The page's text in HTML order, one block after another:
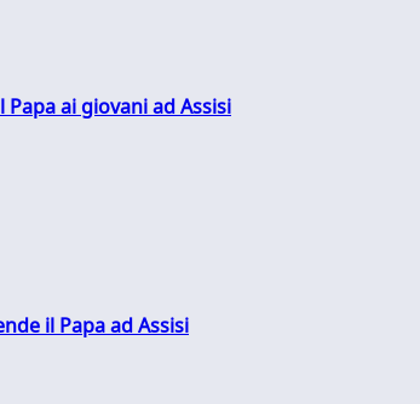
ai giovani ad Assisi
il Papa ad Assisi